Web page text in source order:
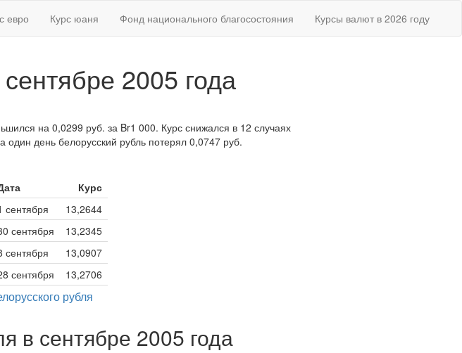
евро Курс юаня Фонд национального благосостояния Курсы валют в 2026 году
2005 года
на 0,0299 руб. за Br1 000. Курс снижался в 12 случаях
день белорусский рубль потерял 0,0747 руб.
Курс
сентября
13,2644
сентября
13,2345
сентября
13,0907
сентября 13,2706
рубля
в сентябре 2005 года